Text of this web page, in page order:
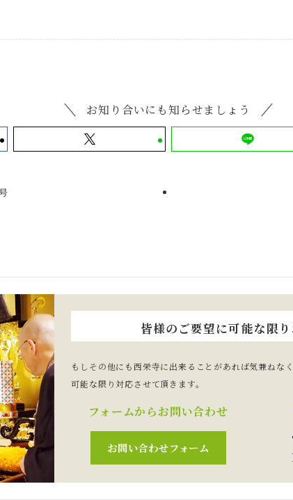
お知り合いにも知らせましょう
皆様のご要望に可能な限
もしその他にも西栄寺に出来ることがあれば気兼ねな
可能な限り対応させて頂きます。
フォームからお問い合わせ
お問い合わせフォーム